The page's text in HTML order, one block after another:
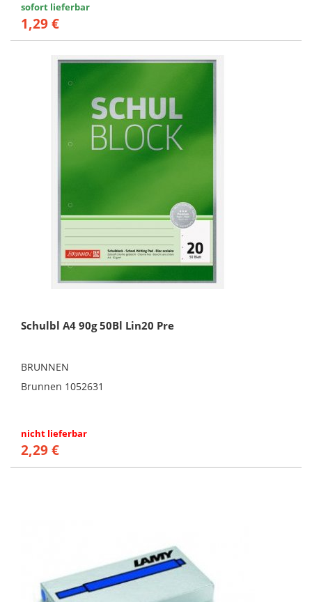
sofort lieferbar
1,29 €
Schulbl A4 90g 50Bl Lin20 Pre
BRUNNEN
Brunnen 1052631
nicht lieferbar
2,29 €